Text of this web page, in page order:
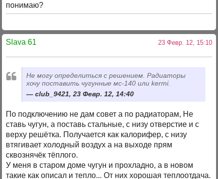
понимаю?
Slava 61 23 Февр. 12, 15:10
Не могу определиться с решением. Радиаторы
хочу поставить чугунные мс-140 или kermi.
club_9421, 23 Февр. 12, 14:40
По подключению не дам совет а по радиаторам, Не
ставь чугун, а поставь стальные, с низу отверстие и с
верху решётка. Получается как калорифер, с низу
втягивает холодный воздух а на выходе прям
сквознячёк тёплого.
У меня в старом доме чугун и прохладно, а в новом
такие как описал и тепло... От них хорошая теплоотдача.